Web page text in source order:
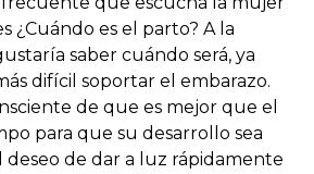
¿Cuándo es el parto? A la
saber cuándo será, ya
difícil soportar el embarazo.
de que es mejor que el
para que su desarrollo sea
de dar a luz rápidamente